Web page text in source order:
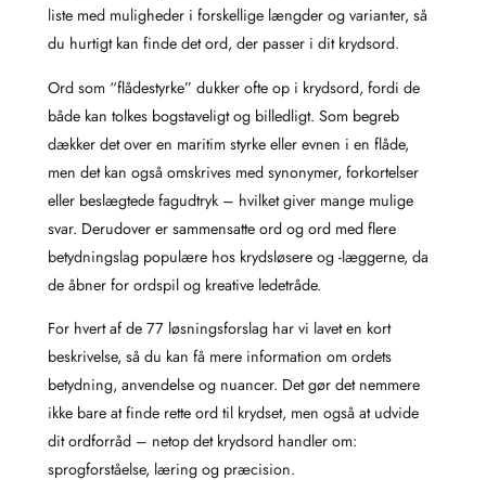
liste med muligheder i forskellige længder og varianter, så
du hurtigt kan finde det ord, der passer i dit krydsord.
Ord som “flådestyrke” dukker ofte op i krydsord, fordi de
både kan tolkes bogstaveligt og billedligt. Som begreb
dækker det over en maritim styrke eller evnen i en flåde,
men det kan også omskrives med synonymer, forkortelser
eller beslægtede fagudtryk – hvilket giver mange mulige
svar. Derudover er sammensatte ord og ord med flere
betydningslag populære hos krydsløsere og -læggerne, da
de åbner for ordspil og kreative ledetråde.
For hvert af de 77 løsningsforslag har vi lavet en kort
beskrivelse, så du kan få mere information om ordets
betydning, anvendelse og nuancer. Det gør det nemmere
ikke bare at finde rette ord til krydset, men også at udvide
dit ordforråd – netop det krydsord handler om:
sprogforståelse, læring og præcision.